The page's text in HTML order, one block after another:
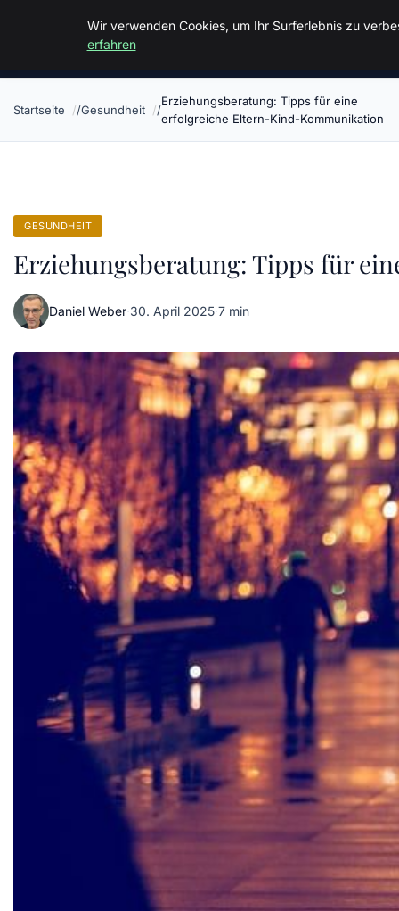
Malzminden
Startseite Gesundheit
Erziehungsberatung: Tipps für eine
erfolgreiche Eltern-Kind-Kommunikation
GESUNDHEIT
Erziehungsberatung: Tipps für
Daniel Weber·30. April 2025·7 min
Wir verwenden Cookies, um Ihr Surferlebnis zu
erfahren